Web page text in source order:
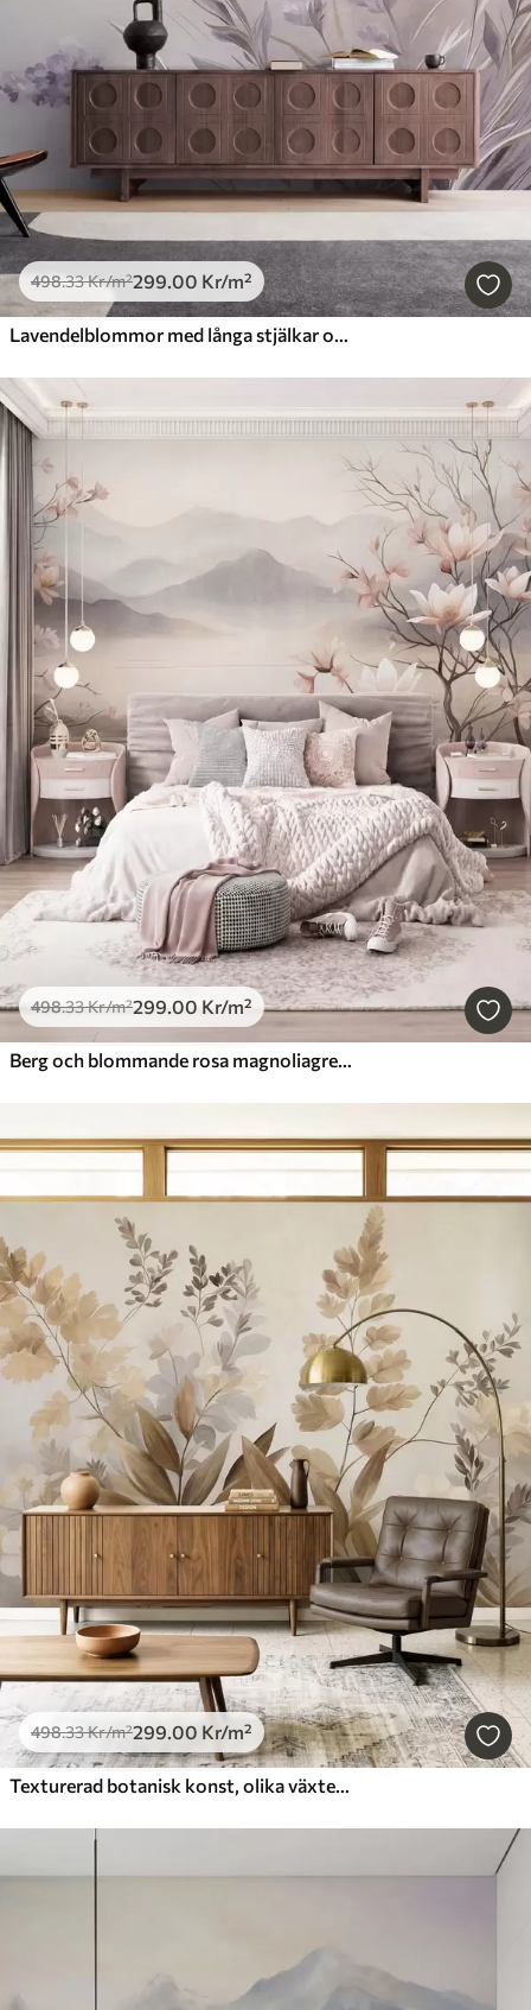
498.33Kr/m²299.00 Kr/m²
Lavendelblommor med långa stjälkar och blad, konstverk i mjuka pastellfärger med struktur
498.33Kr/m²299.00 Kr/m²
Berg och blommande rosa magnoliagrenar, ett landskap med varierad struktur
498.33Kr/m²299.00 Kr/m²
Texturerad botanisk konst, olika växter och blad i bruna och beige nyanser